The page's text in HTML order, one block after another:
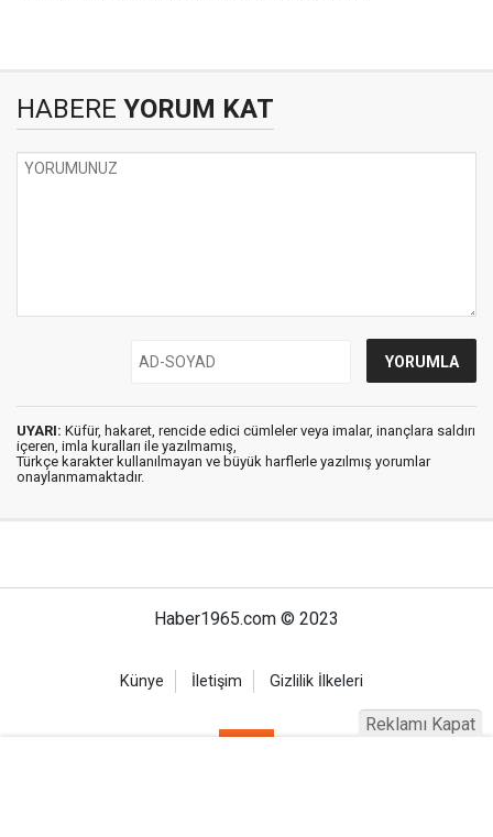
HABERE YORUM KAT
UYARI: Küfür, hakaret, rencide edici cümleler veya imalar, inançlara saldırı
içeren, imla kuralları ile yazılmamış,
Türkçe karakter kullanılmayan ve büyük harflerle yazılmış yorumlar
onaylanmamaktadır.
Haber1965.com © 2023
Künye İletişim Gizlilik İlkeleri
Reklamı Kapat